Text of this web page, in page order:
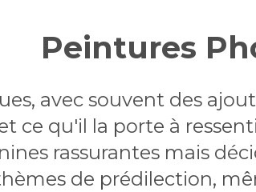
Peintures
avec souvent des
ce qu'il la porte à
rassurantes mais
de prédilection,